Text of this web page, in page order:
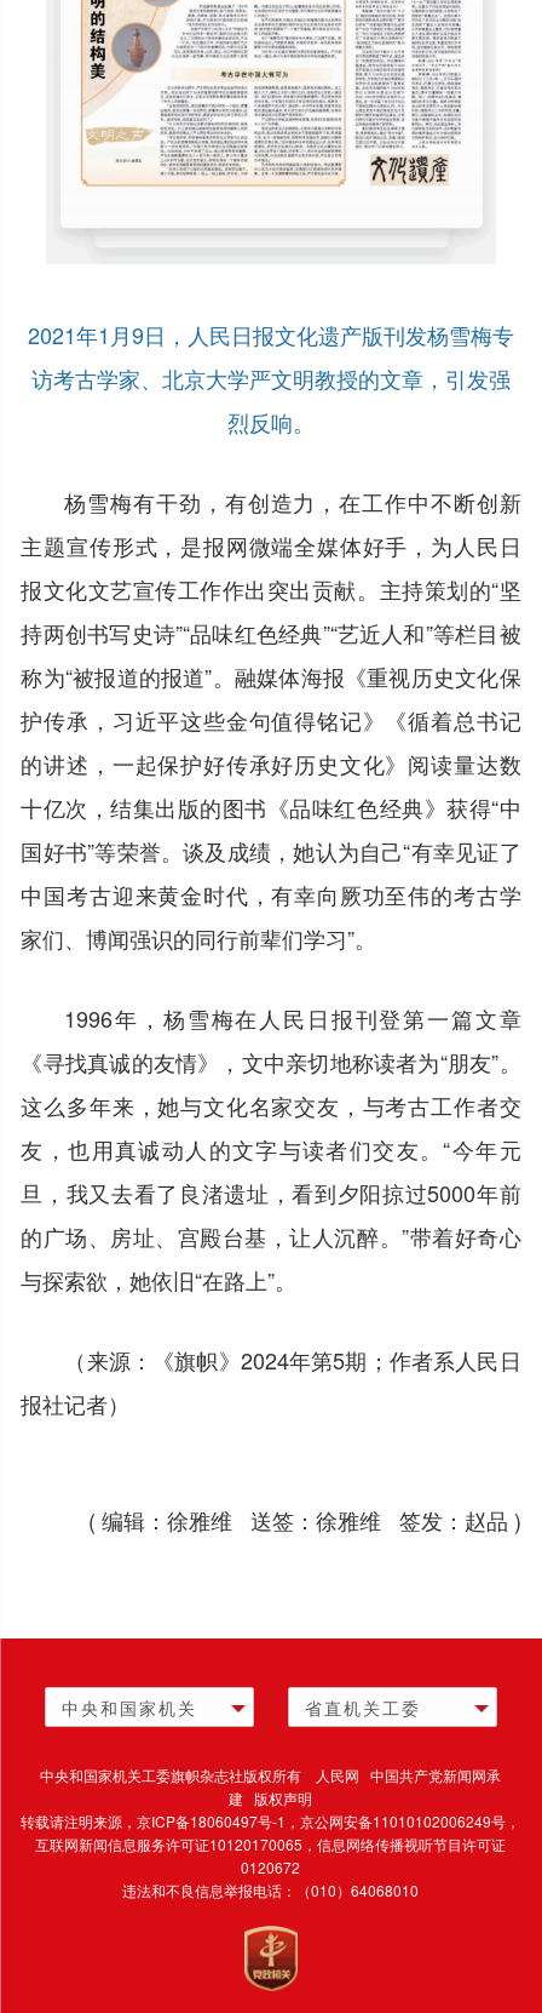
2021年1月9日，人民日报文化遗产版刊发杨雪梅专
访考古学家、北京大学严文明教授的文章，引发强
烈反响。
杨雪梅有干劲，有创造力，在工作中不断创新
主题宣传形式，是报网微端全媒体好手，为人民日
报文化文艺宣传工作作出突出贡献。主持策划的“坚
持两创书写史诗”“品味红色经典”“艺近人和”等栏目被
称为“被报道的报道”。融媒体海报《重视历史文化保
护传承，习近平这些金句值得铭记》《循着总书记
的讲述，一起保护好传承好历史文化》阅读量达数
十亿次，结集出版的图书《品味红色经典》获得“中
国好书”等荣誉。谈及成绩，她认为自己“有幸见证了
中国考古迎来黄金时代，有幸向厥功至伟的考古学
家们、博闻强识的同行前辈们学习”。
1996年，杨雪梅在人民日报刊登第一篇文章
《寻找真诚的友情》，文中亲切地称读者为“朋友”。
这么多年来，她与文化名家交友，与考古工作者交
友，也用真诚动人的文字与读者们交友。“今年元
旦，我又去看了良渚遗址，看到夕阳掠过5000年前
的广场、房址、宫殿台基，让人沉醉。”带着好奇心
与探索欲，她依旧“在路上”。
（来源：《旗帜》2024年第5期；作者系人民日
报社记者）
( 编辑：徐雅维 送签：徐雅维 签发：赵品 )
中央和国家机关 省直机关工委
中央和国家机关工委旗帜杂志社版权所有 人民网 中国共产党新闻网承
建 版权声明
转载请注明来源，京ICP备18060497号-1 ，京公网安备11010102006249号，
互联网新闻信息服务许可证10120170065，信息网络传播视听节目许可证
0120672
违法和不良信息举报电话：（010）64068010